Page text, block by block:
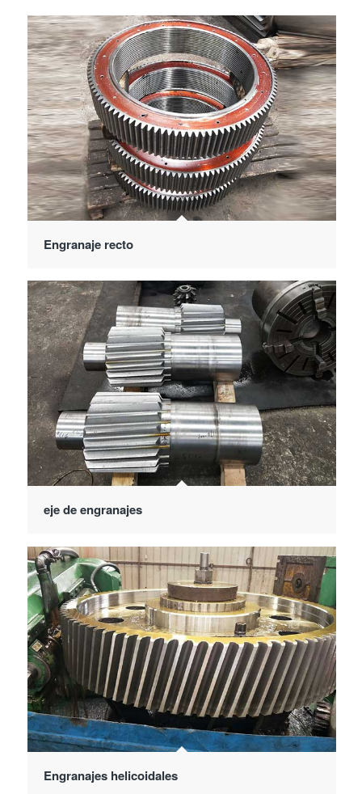
Engranaje recto
eje de engranajes
Engranajes helicoidales